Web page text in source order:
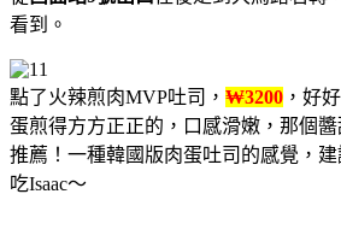
看到。
點了火辣煎肉MVP吐司， ₩3200 ，好
蛋煎得方方正正的，口感滑嫩，那個醬
推薦！一種韓國版肉蛋吐司的感覺，
吃Isaac～